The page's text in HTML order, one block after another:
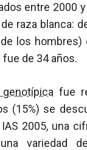
entre 2000
raza blanca:
los
fue de 34 años.
fue
(15%) se
2005, una
variedad